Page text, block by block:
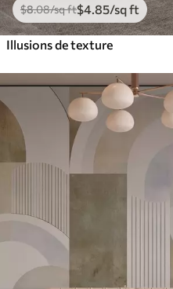
$8.08/sq ft$4 .85/sq ft
Illusions de texture